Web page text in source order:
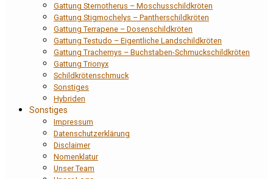
Gattung Sternotherus – Moschusschildkröten
Gattung Stigmochelys – Pantherschildkröten
Gattung Terrapene – Dosenschildkröten
Gattung Testudo – Eigentliche Landschildkröten
Gattung Trachemys – Buchstaben-Schmuckschildkröten
Gattung Trionyx
Schildkrötenschmuck
Sonstiges
Hybriden
Sonstiges
Impressum
Datenschutzerklärung
Disclaimer
Nomenklatur
Unser Team